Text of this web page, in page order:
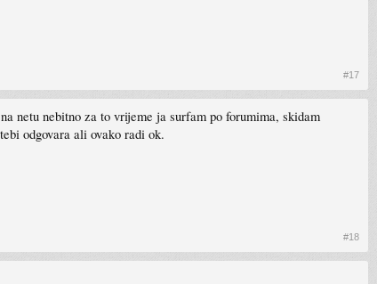
#17
netu nebitno za to vrijeme ja surfam po forumima, skidam
odgovara ali ovako radi ok.
#18